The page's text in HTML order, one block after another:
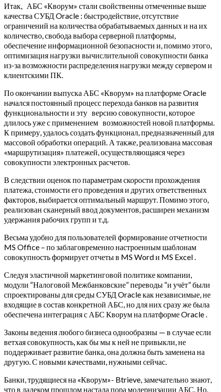
Итак, АБС «Кворум» стали свойственны отмеченные выше
качества СУБД Oracle : быстродействие, отсутствие
ограничений на количества обрабатываемых данных и на их
количество, свобода выбора серверной платформы,
обеспечение информационной безопасности и, помимо этого,
оптимизация нагрузки вычислительной совокупности банка
из-за возможности распределения нагрузки между сервером и
клиентскими ПК.
По окончании выпуска АБС «Кворум» на платформе Oracle
начался постоянный процесс перехода банков на развития
функциональности и эту версию совокупности, которое
длилось уже с применением возможностей новой платформы.
К примеру, удалось создать функционал, предназначенный для
массовой обработки операций. А также, реализована массовая
«маршрутизация» платежей, осуществляющаяся через
совокупности электронных расчетов.
В следствии оценок по параметрам скорости прохождения
платежа, стоимости его проведения и других ответственных
факторов, выбирается оптимальный маршрут. Помимо этого,
реализован сканерный ввод документов, расширен механизм
удержания рабочих групп и т.д.
Весьма удобно для пользователей формирование отчетности
MS Office – по заблаговременно настроенным шаблонам
совокупность формирует отчеты в MS Word и MS Excel .
Следуя эластичной маркетинговой политике компании,
модули “Налоговой Межбанковские” переводы “и учёт” были
спроектированы для среды СУБД Oracle как независимые, не
входящие в состав конкретной АБС, но для них сразу же была
обеспечена интеграция с АБС Кворум на платформе Oracle .
Законы ведения любого бизнеса однообразны — в случае если
ветхая совокупность, как бы мы к ней не привыкли, не
поддерживает развитие банка, она должна быть заменена на
другую. С новыми качествами, нужными сейчас.
Банки, трудящиеся на «Кворум»- Btrieve, замечательно знают,
что в далеком прошлом настала пора модернизации АБС. Но,